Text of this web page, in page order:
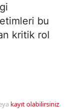
bu
kritik rol
kayıt olabilirsiniz.